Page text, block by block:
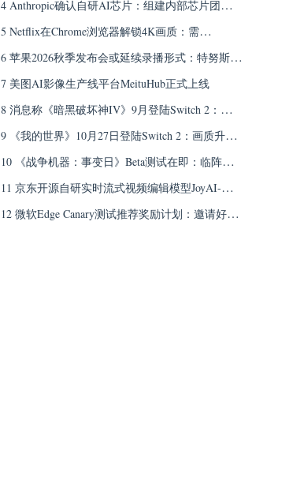
科学家，聚焦AGI战略与科学应用
4 Anthropic确认自研AI芯片：组建内部芯片团队，
将采取“多芯片策略”
5 Netflix在Chrome浏览器解锁4K画质：需
Win11+Premium订阅，macOS仍限Safari
6 苹果2026秋季发布会或延续录播形式：特努斯首
秀在即，全程现场演讲概率低
7 美图AI影像生产线平台MeituHub正式上线
8 消息称《暗黑破坏神IV》9月登陆Switch 2：定价
69.99美元，实体版仅含下载码
9 《我的世界》10月27日登陆Switch 2：画质升
级、光照阴影增强
10 《战争机器：事变日》Beta测试在即：临阵追
加PVP模式，PC推荐配置i5-11600K+RTX 4060
11 京东开源自研实时流式视频编辑模型JoyAI-
Video-Edit：让视频“边播边改”
12 微软Edge Canary测试推荐奖励计划：邀请好友